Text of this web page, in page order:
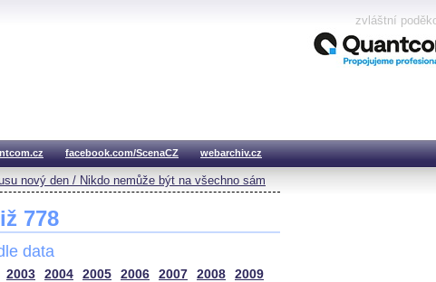
zvláštní
facebook.com/ScenaCZ webarchiv.cz
nový den / Nikdo nemůže být na všechno sám
778
data
2003 2004 2005 2006 2007 2008
2009